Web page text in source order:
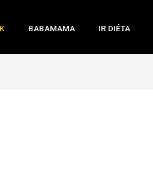
BABAMAMA IR DIÉTA